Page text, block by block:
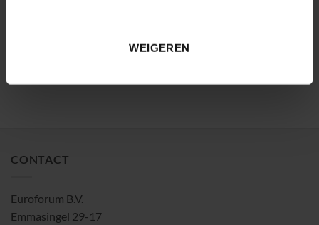
WEIGEREN
CONTACT
Euroforum B.V.
Emmasingel 29-17